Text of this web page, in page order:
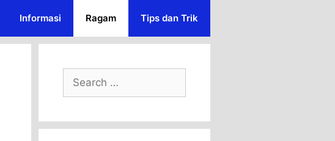
Informasi Ragam Tips dan Trik
Search
for: